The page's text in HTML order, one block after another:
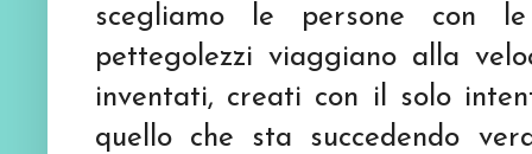
scegliamo le persone con
pettegolezzi viaggiano alla
inventati, creati con il solo
quello che sta succedendo